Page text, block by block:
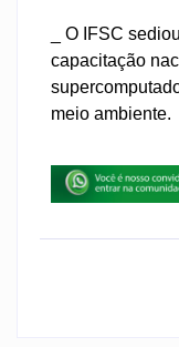
_ O IFSC
capacitação
meio ambiente.